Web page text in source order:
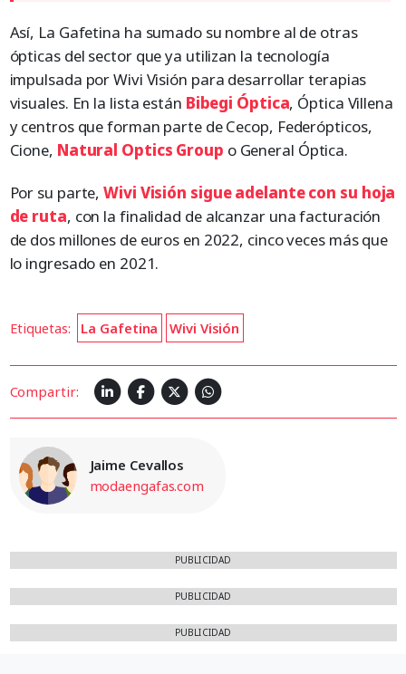
Así, La Gafetina ha sumado su nombre al de otras
ópticas del sector que ya utilizan la tecnología
impulsada por Wivi Visión para desarrollar terapias
visuales. En la lista están Bibegi Óptica, Óptica Villena
y centros que forman parte de Cecop, Federópticos,
Cione, Natural Optics Group o General Óptica.
Por su parte,Wivi Visión sigue adelante con su hoja
de ruta, con la finalidad de alcanzar una facturación
de dos millones de euros en 2022, cinco veces más que
lo ingresado en 2021.
Etiquetas: La Gafetina Wivi Visión
Compartir:
Jaime Cevallos
modaengafas.com
PUBLICIDAD
PUBLICIDAD
PUBLICIDAD